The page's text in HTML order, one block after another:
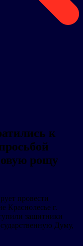
к
рощу
провести
Краснолесье г.
защитники
Думу,